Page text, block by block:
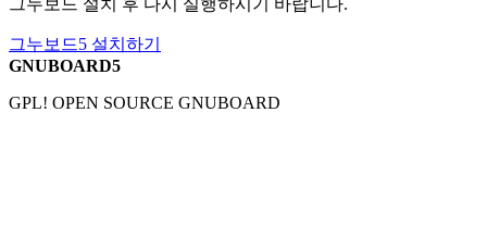
그누보드5 설치하기
GNUBOARD5
GPL! OPEN SOURCE GNUBOARD